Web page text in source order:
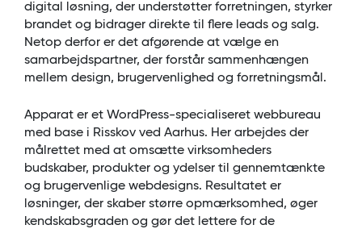
digital løsning, der understøtter forretningen, styrker
brandet og bidrager direkte til flere leads og salg.
Netop derfor er det afgørende at vælge en
samarbejdspartner, der forstår sammenhængen
mellem design, brugervenlighed og forretningsmål.
Apparat er et WordPress-specialiseret webbureau
med base i Risskov ved Aarhus. Her arbejdes der
målrettet med at omsætte virksomheders
budskaber, produkter og ydelser til gennemtænkte
og brugervenlige webdesigns. Resultatet er
løsninger, der skaber større opmærksomhed, øger
kendskabsgraden og gør det lettere for de